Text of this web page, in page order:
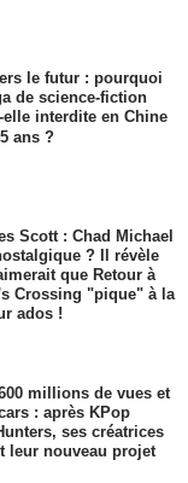
le futur : pourquoi
de science-fiction
elle interdite en Chine
ans ?
Scott : Chad Michael
? Il révèle
que Retour à
Crossing "pique" à la
ados !
millions de vues et
: après KPop
ses créatrices
leur nouveau projet